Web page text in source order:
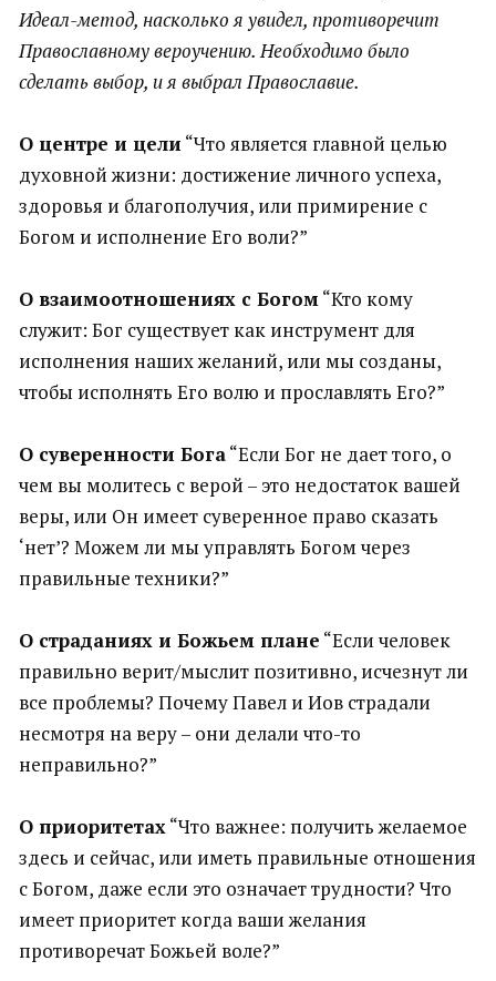
Идеал-метод, насколько я увидел, противоречит
Православному вероучению. Необходимо было
сделать выбор, и я выбрал Православие.
О центре и цели “Что является главной целью
духовной жизни: достижение личного успеха,
здоровья и благополучия, или примирение с
Богом и исполнение Его воли?”
О взаимоотношениях с Богом“Кто кому
служит: Бог существует как инструмент для
исполнения наших желаний, или мы созданы,
чтобы исполнять Его волю и прославлять Его?”
О суверенности Бога“Если Бог не дает того, о
чем вы молитесь с верой – это недостаток вашей
веры, или Он имеет суверенное право сказать
‘нет’? Можем ли мы управлять Богом через
правильные техники?”
О страданиях и Божьем плане “Если человек
правильно верит/мыслит позитивно, исчезнут ли
все проблемы? Почему Павел и Иов страдали
несмотря на веру – они делали что-то
неправильно?”
О приоритетах“Что важнее: получить желаемое
здесь и сейчас, или иметь правильные отношения
с Богом, даже если это означает трудности? Что
имеет приоритет когда ваши желания
противоречат Божьей воле?”